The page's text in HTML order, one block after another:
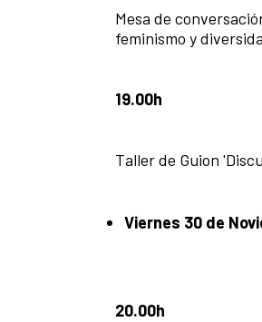
Mesa de
feminismo y
19.00h
Taller de Guion
Viernes 30 de
20.00h